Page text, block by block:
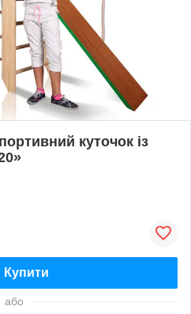
куточок із
Купити
або